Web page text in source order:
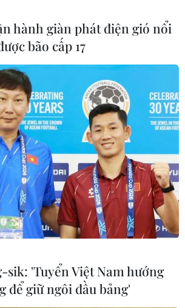
hành giàn phát điện gió nổi
bão cấp 17
sik: 'Tuyển Việt Nam hướng
để giữ ngôi đầu bảng'